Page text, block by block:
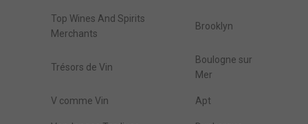
Top Wines And Spirits
Merchants
Brooklyn
Trésors de Vin
Boulogne sur
Mer
V comme Vin Apt